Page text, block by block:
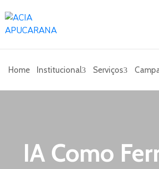
Home Institucional Serviços
IA Como